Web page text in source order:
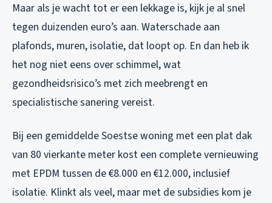
Maar als je wacht tot er een lekkage is, kijk je al snel
tegen duizenden euro’s aan. Waterschade aan
plafonds, muren, isolatie, dat loopt op. En dan heb ik
het nog niet eens over schimmel, wat
gezondheidsrisico’s met zich meebrengt en
specialistische sanering vereist.
Bij een gemiddelde Soestse woning met een plat dak
van 80 vierkante meter kost een complete vernieuwing
met EPDM tussen de €8.000 en €12.000, inclusief
isolatie. Klinkt als veel, maar met de subsidies kom je